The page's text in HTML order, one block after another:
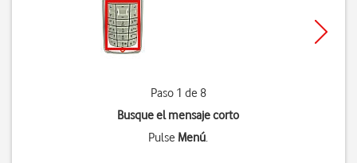
Paso 1 de 8
Busque el mensaje corto
Pulse Menú.